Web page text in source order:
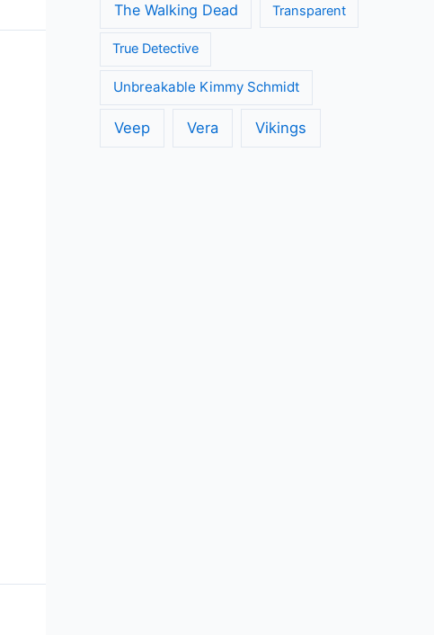
The Walking Dead Transparent
True Detective
Unbreakable Kimmy Schmidt
Veep Vera Vikings